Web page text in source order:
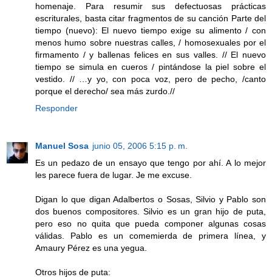
homenaje. Para resumir sus defectuosas prácticas
escriturales, basta citar fragmentos de su canción Parte del
tiempo (nuevo): El nuevo tiempo exige su alimento / con
menos humo sobre nuestras calles, / homosexuales por el
firmamento / y ballenas felices en sus valles. // El nuevo
tiempo se simula en cueros / pintándose la piel sobre el
vestido. // …y yo, con poca voz, pero de pecho, /canto
porque el derecho/ sea más zurdo.//
Responder
Manuel Sosa junio 05, 2006 5:15 p. m.
Es un pedazo de un ensayo que tengo por ahí. A lo mejor
les parece fuera de lugar. Je me excuse.
Digan lo que digan Adalbertos o Sosas, Silvio y Pablo son
dos buenos compositores. Silvio es un gran hijo de puta,
pero eso no quita que pueda componer algunas cosas
válidas. Pablo es un comemierda de primera línea, y
Amaury Pérez es una yegua.
Otros hijos de puta: